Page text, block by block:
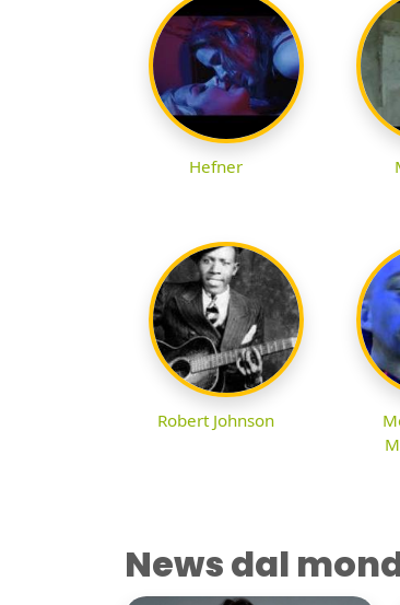
Hefner
Robert Johnson
News dal